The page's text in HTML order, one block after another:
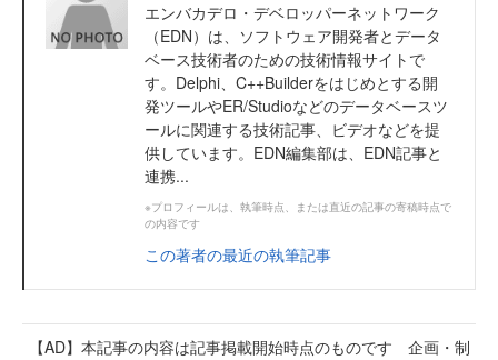
エンバカデロ・デベロッパーネットワーク
（EDN）は、ソフトウェア開発者とデータ
ベース技術者のための技術情報サイトで
す。Delphi、C++Builderをはじめとする開
発ツールやER/Studioなどのデータベースツ
ールに関連する技術記事、ビデオなどを提
供しています。EDN編集部は、EDN記事と
連携...
※プロフィールは、執筆時点、または直近の記事の寄稿時点で
の内容です
この著者の最近の執筆記事
【AD】本記事の内容は記事掲載開始時点のものです 企画・制